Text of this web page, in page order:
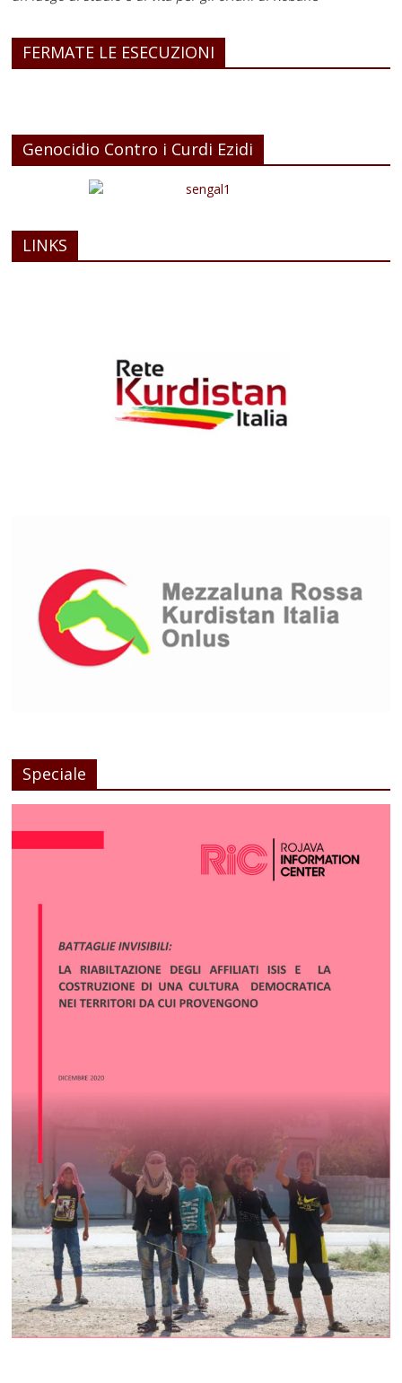
FERMATE LE ESECUZIONI
Genocidio Contro i Curdi Ezidi
LINKS
Speciale